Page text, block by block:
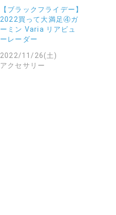
【ブラックフライデー】
2022買って大満足④ガ
ーミン Varia リアビュ
ーレーダー
2022/11/26(土)
アクセサリー